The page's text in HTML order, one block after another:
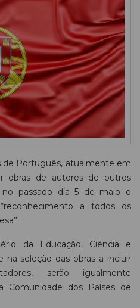
de Português, atualmente em
obras de autores de outros
no passado dia 5 de maio o
a todos os
da Educação, Ciência e
na seleção das obras a incluir
serão igualmente
Comunidade dos Países de